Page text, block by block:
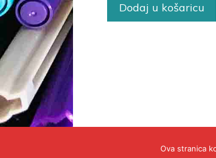
Dodaj u košaricu
Ova stranica